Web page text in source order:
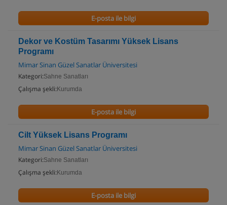
E-posta ile bilgi
Dekor ve Kostüm Tasarımı Yüksek Lisans
Programı
Mimar Sinan Güzel Sanatlar Üniversitesi
Kategori:Sahne Sanatları
Çalışma şekli: Kurumda
E-posta ile bilgi
Cilt Yüksek Lisans Programı
Mimar Sinan Güzel Sanatlar Üniversitesi
Kategori:Sahne Sanatları
Çalışma şekli: Kurumda
E-posta ile bilgi